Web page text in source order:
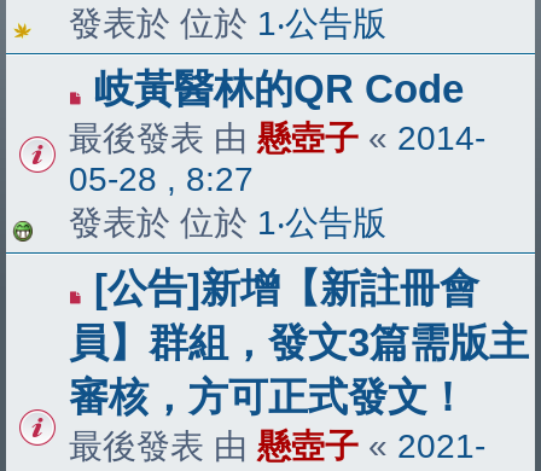
發表於 位於 1‧公告版
岐黃醫林的QR Code
最後發表 由 懸壺子 « 2014-
05-28 , 8:27
發表於 位於 1‧公告版
[公告]新增【新註冊會
員】群組，發文3篇需版主
審核，方可正式發文！
最後發表 由 懸壺子 « 2021-